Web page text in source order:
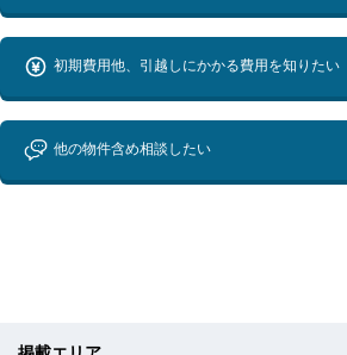
初期費用他、引越しにかかる費用を知りたい
他の物件含め相談したい